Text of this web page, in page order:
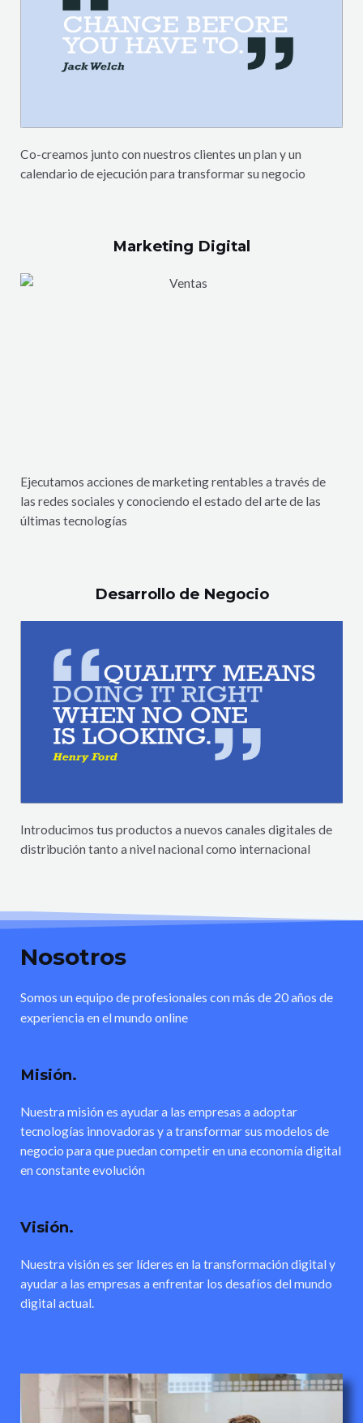
Co-creamos junto con nuestros clientes un plan y un
calendario de ejecución para transformar su negocio
Marketing Digital
Ejecutamos acciones de marketing rentables a través de
las redes sociales y conociendo el estado del arte de las
últimas tecnologías
Desarrollo de Negocio
Introducimos tus productos a nuevos canales digitales de
distribución tanto a nivel nacional como internacional
Nosotros
Somos un equipo de profesionales con más de 20 años de
experiencia en el mundo online
Misión.
Nuestra misión es ayudar a las empresas a adoptar
tecnologías innovadoras y a transformar sus modelos de
negocio para que puedan competir en una economía digital
en constante evolución
Visión.
Nuestra visión es ser líderes en la transformación digital y
ayudar a las empresas a enfrentar los desafíos del mundo
digital actual.